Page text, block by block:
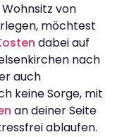
von
möchtest
dabei auf
nach
auch
keine Sorge, mit
an deiner Seite
ablaufen.